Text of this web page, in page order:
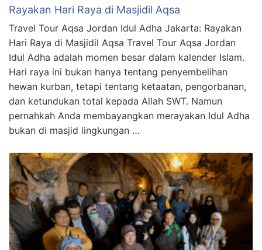
Rayakan Hari Raya di Masjidil Aqsa
Travel Tour Aqsa Jordan Idul Adha Jakarta: Rayakan
Hari Raya di Masjidil Aqsa Travel Tour Aqsa Jordan
Idul Adha adalah momen besar dalam kalender Islam.
Hari raya ini bukan hanya tentang penyembelihan
hewan kurban, tetapi tentang ketaatan, pengorbanan,
dan ketundukan total kepada Allah SWT. Namun
pernahkah Anda membayangkan merayakan Idul Adha
bukan di masjid lingkungan …